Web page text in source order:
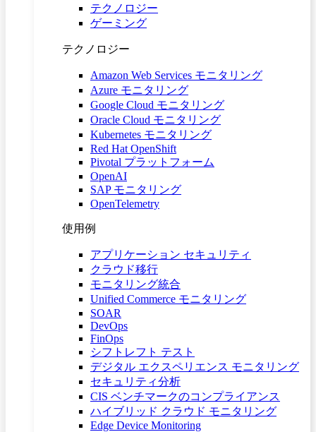
テクノロジー
ゲーミング
テクノロジー
Amazon Web Services モニタリング
Azure モニタリング
Google Cloud モニタリング
Oracle Cloud モニタリング
Kubernetes モニタリング
Red Hat OpenShift
Pivotal プラットフォーム
OpenAI
SAP モニタリング
OpenTelemetry
使用例
アプリケーション セキュリティ
クラウド移行
モニタリング統合
Unified Commerce モニタリング
SOAR
DevOps
FinOps
シフトレフト テスト
デジタル エクスペリエンス モニタリング
セキュリティ分析
CIS ベンチマークのコンプライアンス
ハイブリッド クラウド モニタリング
Edge Device Monitoring